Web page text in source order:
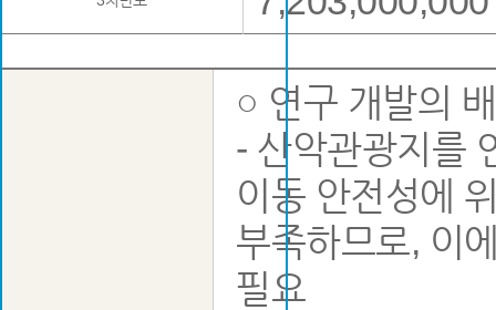
○ 연구 개발의
- 산악관광지를
이동 안전성에
부족하므로, 이
필요